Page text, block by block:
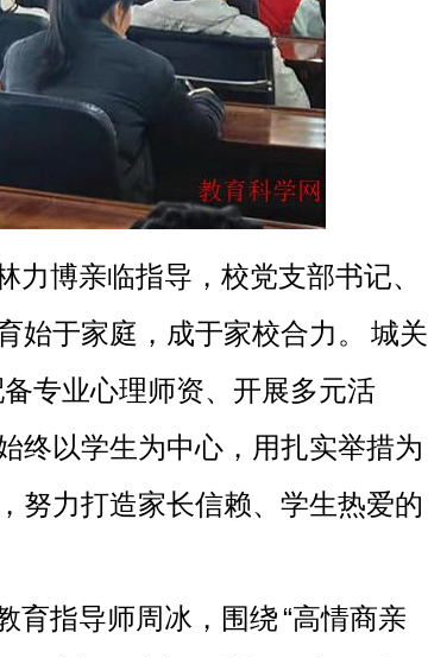
博亲临指导，校党支部书记、
始于家庭，成于家校合力。
城关
备专业心理师资、开展多元活
终以学生为中心，用扎实举措为
努力打造家长信赖、学生热爱的
育指导师周冰，围绕“高情商亲